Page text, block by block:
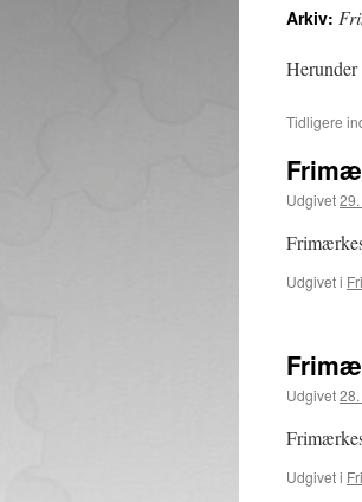
Arkiv:
Tidligere
Udgivet
Udgivet i
Udgivet
Udgivet i